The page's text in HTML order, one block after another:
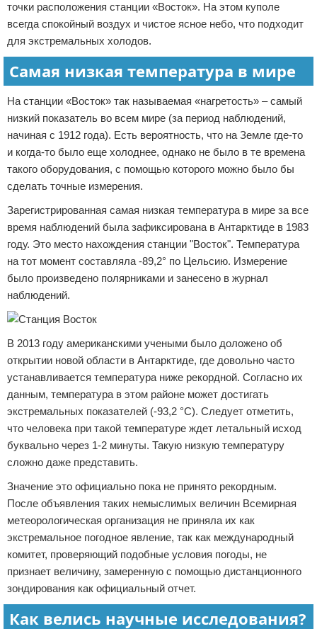
точки расположения станции «Восток». На этом куполе
всегда спокойный воздух и чистое ясное небо, что подходит
для экстремальных холодов.
Самая низкая температура в мире
На станции «Восток» так называемая «нагретость» – самый
низкий показатель во всем мире (за период наблюдений,
начиная с 1912 года). Есть вероятность, что на Земле где-то
и когда-то было еще холоднее, однако не было в те времена
такого оборудования, с помощью которого можно было бы
сделать точные измерения.
Зарегистрированная самая низкая температура в мире за все
время наблюдений была зафиксирована в Антарктиде в 1983
году. Это место нахождения станции "Восток". Температура
на тот момент составляла -89,2° по Цельсию. Измерение
было произведено полярниками и занесено в журнал
наблюдений.
В 2013 году американскими учеными было доложено об
открытии новой области в Антарктиде, где довольно часто
устанавливается температура ниже рекордной. Согласно их
данным, температура в этом районе может достигать
экстремальных показателей (-93,2 °С). Следует отметить,
что человека при такой температуре ждет летальный исход
буквально через 1-2 минуты. Такую низкую температуру
сложно даже представить.
Значение это официально пока не принято рекордным.
После объявления таких немыслимых величин Всемирная
метеорологическая организация не приняла их как
экстремальное погодное явление, так как международный
комитет, проверяющий подобные условия погоды, не
признает величину, замеренную с помощью дистанционного
зондирования как официальный отчет.
Как велись научные исследования?